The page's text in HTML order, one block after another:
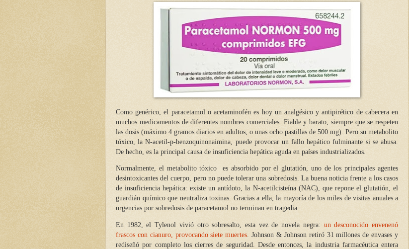
Como genérico, el paracetamol o acetaminofénes hoy un analgésico y antipirético de cabecera en
muchos medicamentos de diferentes nombres comerciales. Fiable y barato, siempre que se respeten
las dosis (máximo 4 gramos diarios en adultos, o unas ocho pastillas de 500 mg). Pero su metabolito
tóxico, la N-acetil-p-benzoquinonaimina, puede provocar un fallo hepático fulminante si se abusa.
De hecho, es la principal causa de insuficiencia hepática aguda en países industrializados.
Normalmente, el metabolito tóxico
es absorbido por el glutatión, uno de los principales agentes
desintoxicantes del cuerpo, pero no puede tolerar una sobredosis. La buena noticia frente a los casos
de insuficiencia hepática: existe un antídoto, la N-acetilcisteína (NAC), que repone el glutatión, el
guardián químico que neutraliza toxinas. Gracias a ella, la mayoría de los miles de visitas anuales a
urgencias por sobredosis de paracetamol no terminan en tragedia.
En 1982, el Tylenol vivió otro sobresalto, esta vez de novela negra: un desconocido envenenó
frascos con cianuro, provocando siete muertes . Johnson & Johnson retiró 31 millones de envases y
rediseñó por completo los cierres de seguridad. Desde entonces, la industria farmacéutica entera